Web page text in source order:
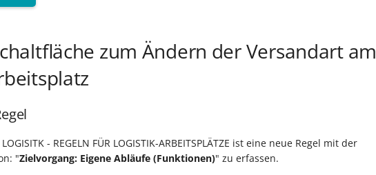
zum Ändern der Versandart am
- REGELN FÜR LOGISTIK-ARBEITSPLÄTZE ist eine neue Regel mit der
"Zielvorgang: Eigene Abläufe (Funktionen)" zu erfassen.